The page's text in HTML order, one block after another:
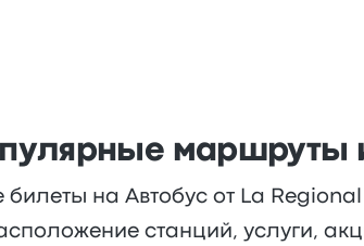
маршруты
на Автобус от La
станций, услуги,